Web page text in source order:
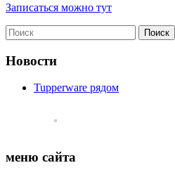
Записаться можно тут
Новости
Tupperware рядом
меню сайта